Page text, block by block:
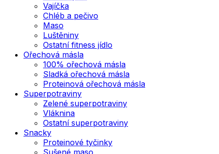
Vajíčka
Chléb a pečivo
Maso
Luštěniny
Ostatní fitness jídlo
Ořechová másla
100% ořechová másla
Sladká ořechová másla
Proteinová ořechová másla
Superpotraviny
Zelené superpotraviny
Vláknina
Ostatní superpotraviny
Snacky
Proteinové tyčinky
Sušené maso